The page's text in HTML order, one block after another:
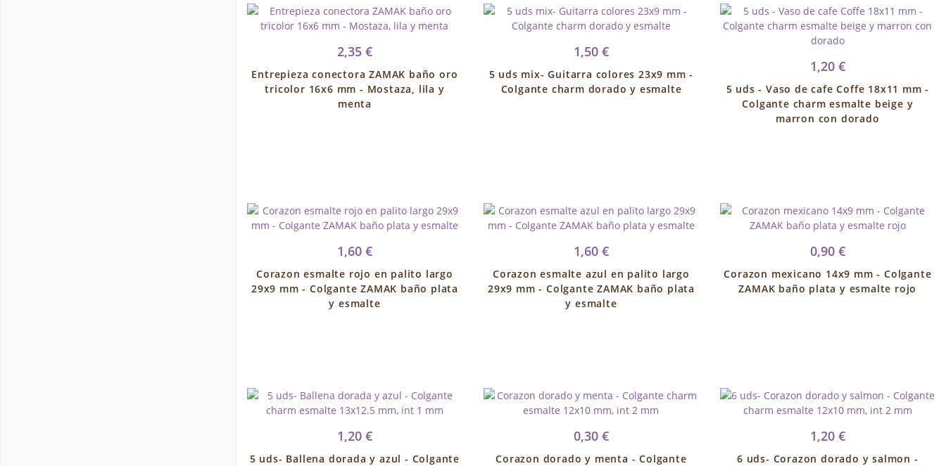
2,35 €
Entrepieza conectora ZAMAK baño oro
tricolor 16x6 mm - Mostaza, lila y
menta
1,50 €
5 uds mix- Guitarra colores 23x9 mm -
Colgante charm dorado y esmalte
1,20 €
5 uds - Vaso de cafe Coffe 18x11 mm -
Colgante charm esmalte beige y
marron con dorado
1,60 €
Corazon esmalte rojo en palito largo
29x9 mm - Colgante ZAMAK baño plata
y esmalte
1,60 €
Corazon esmalte azul en palito largo
29x9 mm - Colgante ZAMAK baño plata
y esmalte
0,90 €
Corazon mexicano 14x9 mm - Colgante
ZAMAK baño plata y esmalte rojo
1,20 €
5 uds- Ballena dorada y azul - Colgante
0,30 €
Corazon dorado y menta - Colgante
1,20 €
6 uds- Corazon dorado y salmon -